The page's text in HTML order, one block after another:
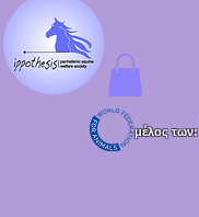
μέλος των: